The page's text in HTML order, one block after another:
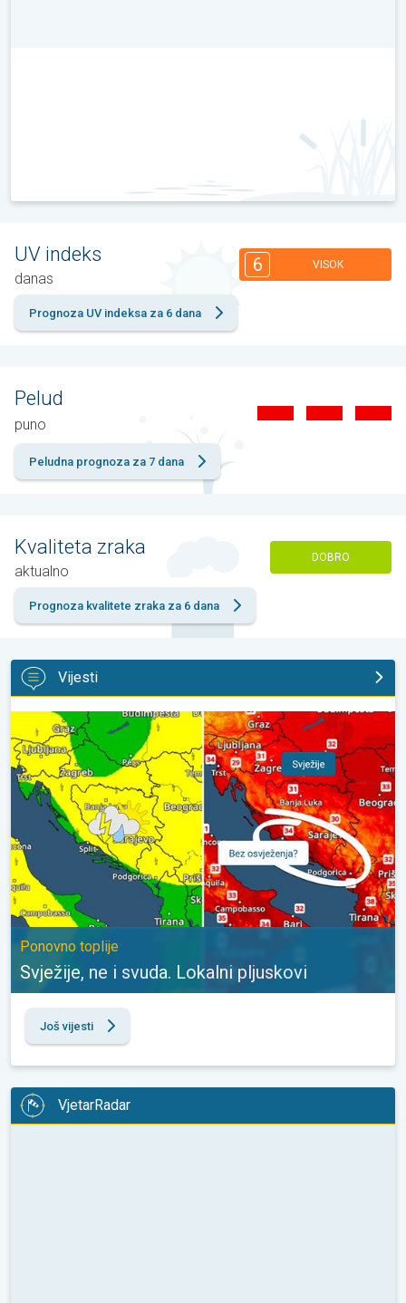
UV indeks
danas
6 VISOK
Prognoza UV indeksa za 6 dana
Pelud
puno
Peludna prognoza za 7 dana
Kvaliteta zraka
aktualno
DOBRO
Prognoza kvalitete zraka za 6 dana
Vijesti
Svježije, ne i svuda. Lokalni pljuskovi. Ponovno toplije. . .
Ponovno toplije
Svježije, ne i svuda. Lokalni pljuskovi
Još vijesti
VjetarRadar